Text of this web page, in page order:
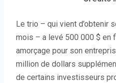
Le trio – qui vient d’obtenir
mois – a levé 500 000 $ en
amorçage pour son
million de dollars
de certains investisseurs